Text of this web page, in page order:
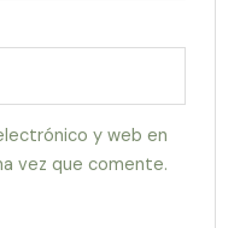
y web en
vez que comente.